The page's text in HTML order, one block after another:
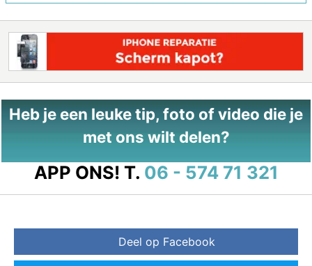
Heb je een leuke tip, foto of video die je
met ons wilt delen?
APP ONS! T. 06 - 574 71 321
Deel op Facebook